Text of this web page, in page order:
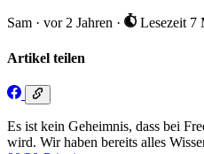
Sam · vor 2 Jahren · Lesezeit 7
Artikel teilen
Es ist kein Geheimnis, dass bei
wird. Wir haben bereits alles